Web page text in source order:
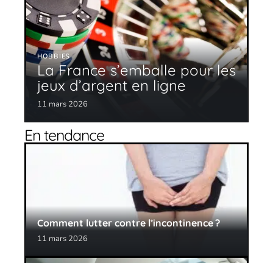
HOBBIES
La France s’emballe pour les
jeux d’argent en ligne
11 mars 2026
En tendance
Comment lutter contre l’incontinence ?
11 mars 2026